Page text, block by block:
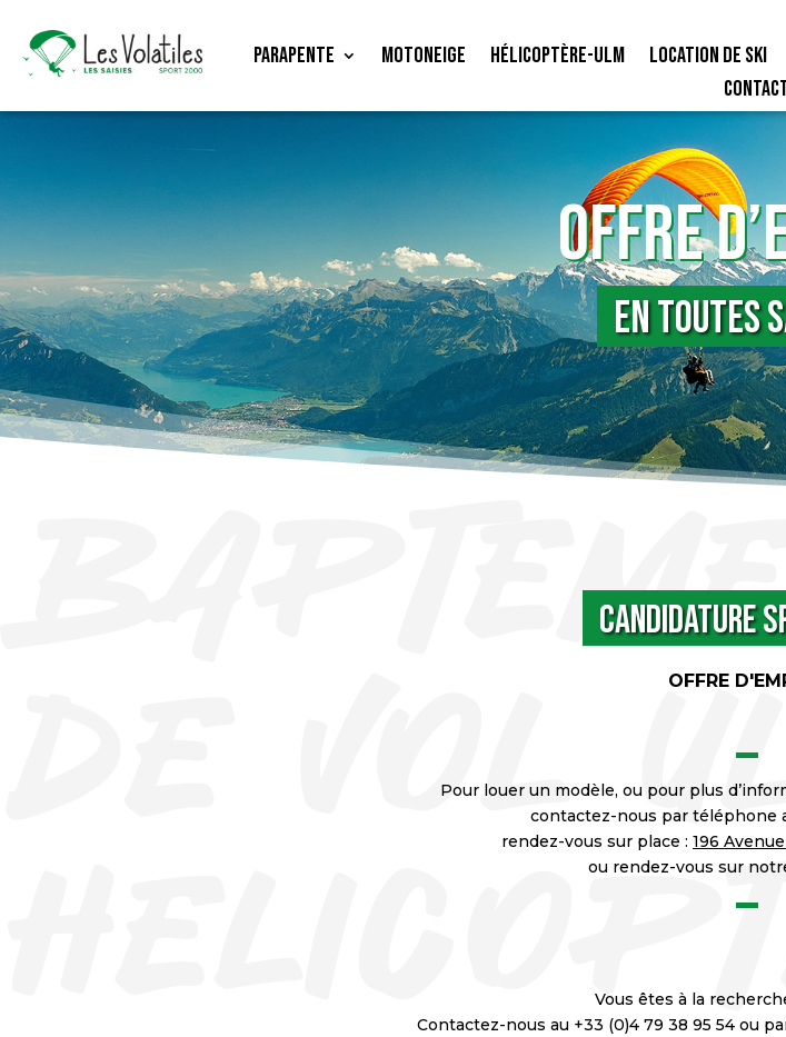
Parapente Motoneige Hélicoptère-ULM Location de ski
OFFRE
En toutes
Candidature
OFFRE
Pour louer un modèle, ou pour plus
contactez-nous par téléphone
rendez-vous sur place : 196
ou rendez-vous sur
Vous êtes à la
Contactez-nous au +33 (0)4 79 38 95 54 ou